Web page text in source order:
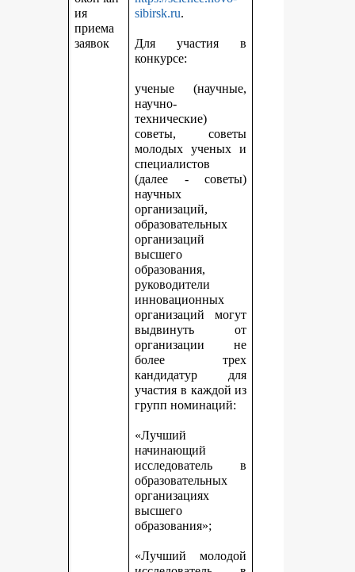
ия
приема
заявок
sibirsk.ru.
Для участия в
конкурсе:
ученые (научные,
научно-
технические)
советы, советы
молодых ученых и
специалистов
(далее - советы)
научных
организаций,
образовательных
организаций
высшего
образования,
руководители
инновационных
организаций могут
выдвинуть от
организации не
более трех
кандидатур для
участия в каждой из
групп номинаций:
«Лучший
начинающий
исследователь в
образовательных
организациях
высшего
образования»;
«Лучший молодой